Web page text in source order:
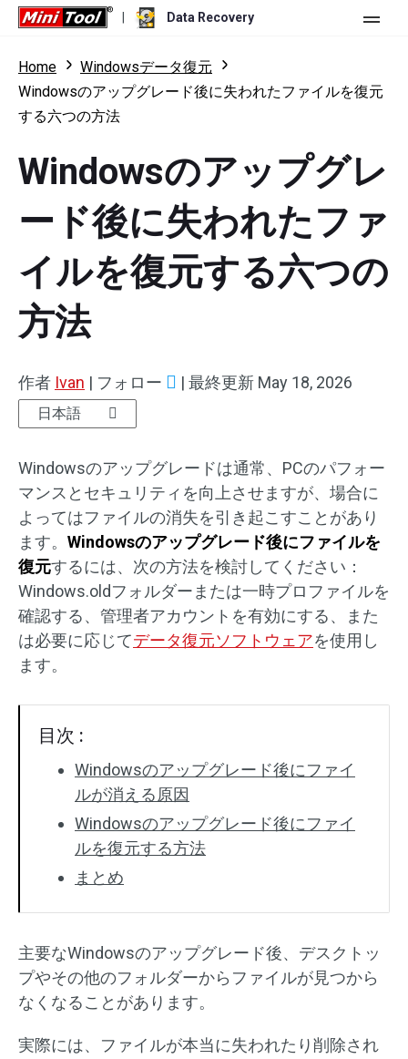
Data Recovery
ストア
個人ユーザー向け
Data Recovery Pro
Data Recovery Bootable
機能
更新履歴
バージョン比較
リソース
ユーザーマニュアル
Windowsデータ復元
USBメモリ復元
無料版 ダウンロード
トライアル版
Home
Windowsデータ復元
Windowsのアップグレード後に失われたファイルを復元
する六つの方法
Windowsのアップグレ
ード後に失われたファ
イルを復元する六つの
方法
作者 Ivan | フォロー | 最終更新 May 18, 2026
日本語
Windowsのアップグレードは通常、PCのパフォー
マンスとセキュリティを向上させますが、場合に
よってはファイルの消失を引き起こすことがあり
ます。 Windowsのアップグレード後にファイルを
復元するには、次の方法を検討してください：
Windows.oldフォルダーまたは一時プロファイルを
確認する、管理者アカウントを有効にする、また
は必要に応じてデータ復元ソフトウェアを使用し
ます。
目次 :
Windowsのアップグレード後にファイ
ルが消える原因
Windowsのアップグレード後にファイ
ルを復元する方法
まとめ
主要なWindowsのアップグレード後、デスクトッ
プやその他のフォルダーからファイルが見つから
なくなることがあります。
実際には、ファイルが本当に失われたり削除され